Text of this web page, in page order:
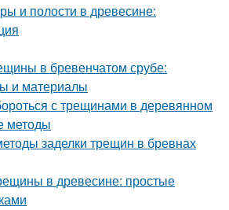
и полости в древесине:
в бревенчатом срубе:
и материалы
с трещинами в деревянном
методы
заделки трещин в бревнах
в древесине: простые